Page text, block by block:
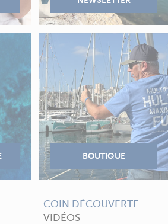
COIN DÉCOUVERTE
VIDÉOS